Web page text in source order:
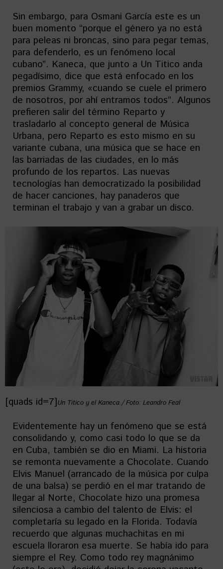
Sin embargo, para Osmani García este es un
buen momento “porque el género ya no está
para peleas ni broncas, sino para pegar temas,
para defenderlo, es un fenómeno local
cubano”. Kaneca, que junto a Un Titico anda
pegadísimo, dice que está enfocado en los
premios Grammy, «cuando se cuele el primero
de nosotros, por ahí entramos todos”. Algunos
prefieren salir del término Reparto y
trasladarlo al concepto general de Música
Urbana, pero Reparto es esto mismo en su
variante cubana, una música que se hace en
las barriadas de las ciudades, en lo más
profundo de los repartos. Las nuevas
tecnologías han democratizado la posibilidad
de hacer canciones, hay panaderos que
terminan el trabajo y van a grabar un disco.
[quads id=7]Un Titico y el Kaneca./ Foto: Leandro Feal
Evidentemente hay un fenómeno que se está
consolidando y, como casi todo lo que se da
en Cuba, también se dio en Miami. La historia
se remonta nuevamente a Chocolate. Cuando
Elvis Manuel (arrancado de la música por culpa
de una balsa) se perdió en el mar tratando de
llegar al Norte, Chocolate hizo una promesa
silenciosa a cambio del talento de Elvis: el
completaría su legado en la Florida. Todavía
recuerdo que algunas muchachitas en mi
escuela lloraron esa muerte. Se había ido para
siempre el Rey. Como todo rey magnánimo